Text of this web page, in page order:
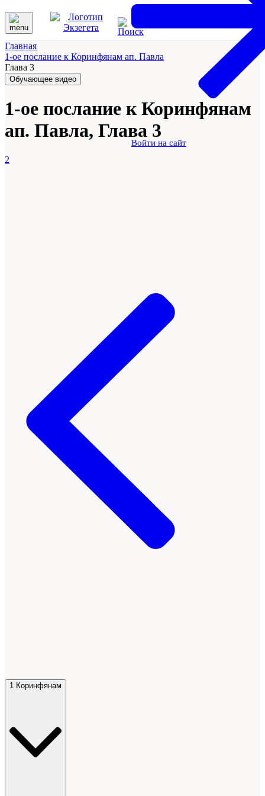
Войти на сайт
Главная
1-ое послание к Коринфянам ап. Павла
Глава 3
Обучающее видео
1-ое послание к Коринфянам
ап. Павла, Глава 3
2
1 Коринфянам